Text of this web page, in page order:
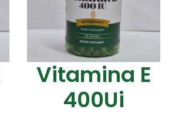
Vitamina E
400Ui